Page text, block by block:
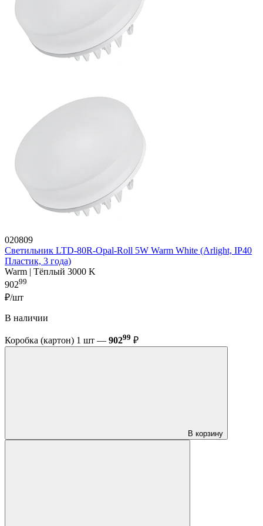
020809
Светильник LTD-80R-Opal-Roll 5W Warm White (Arlight, IP40
Пластик, 3 года)
Warm | Тёплый 3000 K
90299
₽/шт
В наличии
Коробка (картон) 1 шт — 90299 ₽
В корзину